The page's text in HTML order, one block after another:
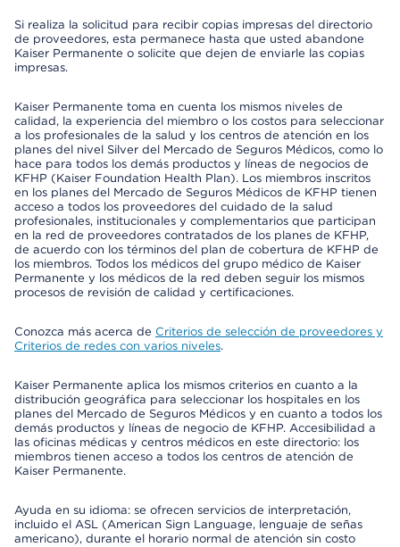
Si realiza la solicitud para recibir copias impresas del directorio
de proveedores, esta permanece hasta que usted abandone
Kaiser Permanente o solicite que dejen de enviarle las copias
impresas.
Kaiser Permanente toma en cuenta los mismos niveles de
calidad, la experiencia del miembro o los costos para seleccionar
a los profesionales de la salud y los centros de atención en los
planes del nivel Silver del Mercado de Seguros Médicos, como lo
hace para todos los demás productos y líneas de negocios de
KFHP (Kaiser Foundation Health Plan). Los miembros inscritos
en los planes del Mercado de Seguros Médicos de KFHP tienen
acceso a todos los proveedores del cuidado de la salud
profesionales, institucionales y complementarios que participan
en la red de proveedores contratados de los planes de KFHP,
de acuerdo con los términos del plan de cobertura de KFHP de
los miembros. Todos los médicos del grupo médico de Kaiser
Permanente y los médicos de la red deben seguir los mismos
procesos de revisión de calidad y certificaciones.
Conozca más acerca de Criterios de selección de proveedores y
Criterios de redes con varios niveles.
Kaiser Permanente aplica los mismos criterios en cuanto a la
distribución geográfica para seleccionar los hospitales en los
planes del Mercado de Seguros Médicos y en cuanto a todos los
demás productos y líneas de negocio de KFHP. Accesibilidad a
las oficinas médicas y centros médicos en este directorio: los
miembros tienen acceso a todos los centros de atención de
Kaiser Permanente.
Ayuda en su idioma: se ofrecen servicios de interpretación,
incluido el ASL (American Sign Language, lenguaje de señas
americano), durante el horario normal de atención sin costo